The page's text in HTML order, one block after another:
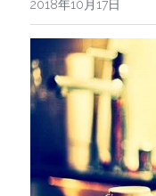
2018年10月17日